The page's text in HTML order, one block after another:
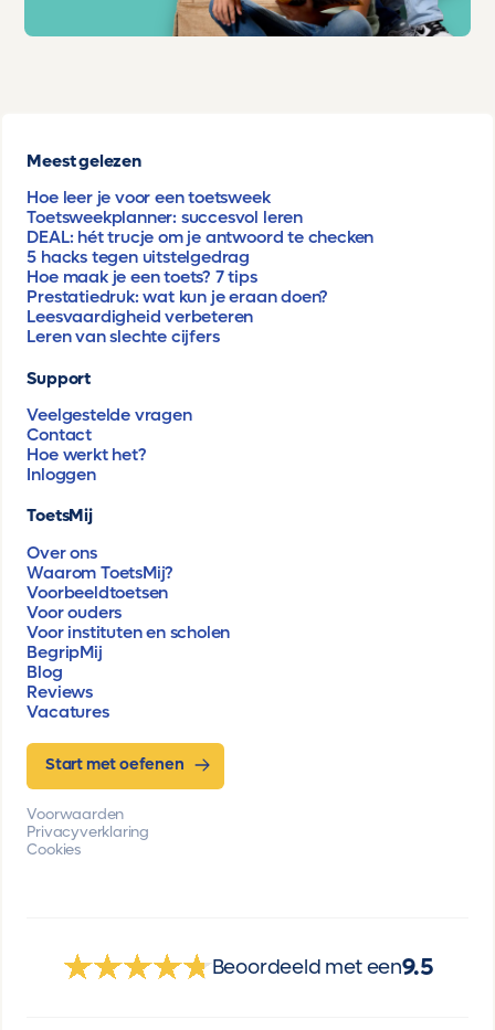
Meest gelezen
Hoe leer je voor een toetsweek
Toetsweekplanner: succesvol leren
DEAL: hét trucje om je antwoord te checken
5 hacks tegen uitstelgedrag
Hoe maak je een toets? 7 tips
Prestatiedruk: wat kun je eraan doen?
Leesvaardigheid verbeteren
Leren van slechte cijfers
Support
Veelgestelde vragen
Contact
Hoe werkt het?
Inloggen
ToetsMij
Over ons
Waarom ToetsMij?
Voorbeeldtoetsen
Voor ouders
Voor instituten en scholen
BegripMij
Blog
Reviews
Vacatures
Start met oefenen
Voorwaarden
Privacyverklaring
Cookies
Beoordeeld met een9.5